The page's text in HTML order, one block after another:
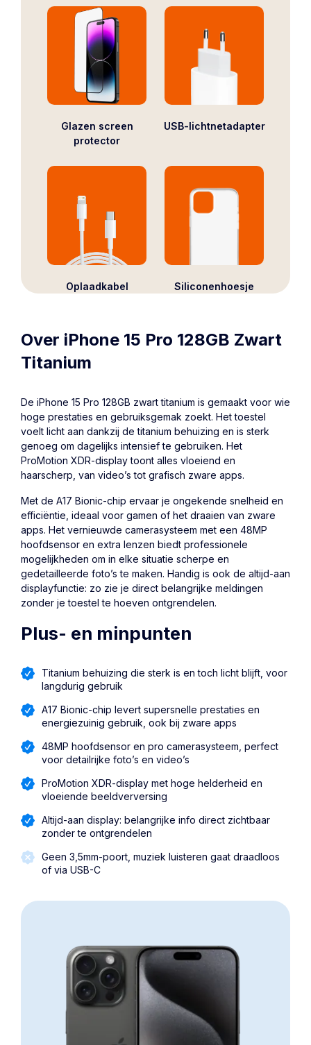
Glazen screen
protector
USB-lichtnetadapter
Oplaadkabel Siliconenhoesje
Over iPhone 15 Pro 128GB Zwart
Titanium
De iPhone 15 Pro 128GB zwart titanium is gemaakt voor wie
hoge prestaties en gebruiksgemak zoekt. Het toestel
voelt licht aan dankzij de titanium behuizing en is sterk
genoeg om dagelijks intensief te gebruiken. Het
ProMotion XDR-display toont alles vloeiend en
haarscherp, van video’s tot grafisch zware apps.
Met de A17 Bionic-chip ervaar je ongekende snelheid en
efficiëntie, ideaal voor gamen of het draaien van zware
apps. Het vernieuwde camerasysteem met een 48MP
hoofdsensor en extra lenzen biedt professionele
mogelijkheden om in elke situatie scherpe en
gedetailleerde foto’s te maken. Handig is ook de altijd-aan
displayfunctie: zo zie je direct belangrijke meldingen
zonder je toestel te hoeven ontgrendelen.
Plus- en minpunten
Titanium behuizing die sterk is en toch licht blijft, voor
langdurig gebruik
A17 Bionic-chip levert supersnelle prestaties en
energiezuinig gebruik, ook bij zware apps
48MP hoofdsensor en pro camerasysteem, perfect
voor detailrijke foto’s en video’s
ProMotion XDR-display met hoge helderheid en
vloeiende beeldverversing
Altijd-aan display: belangrijke info direct zichtbaar
zonder te ontgrendelen
Geen 3,5mm-poort, muziek luisteren gaat draadloos
of via USB-C